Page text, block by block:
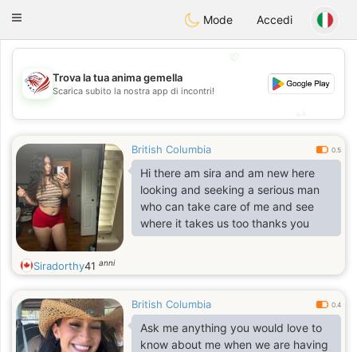
StatesDating
Toggle
Mode Accedi
💖
💕
Trova la tua anima gemella
Scarica subito la nostra app di incontri!
British Columbia 0.5
Hi there am sira and am new here
looking and seeking a serious man
who can take care of me and see
where it takes us too thanks you
Siradorthy41 anni
British Columbia 0.4
Ask me anything you would love to
know about me when we are having